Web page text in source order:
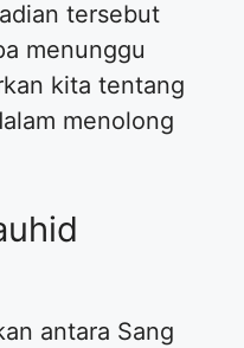
tersebut
menunggu
kita tentang
menolong
antara Sang